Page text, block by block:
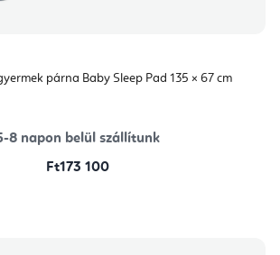
párna Baby Sleep Pad 135 × 67 cm
8 napon belül szállítunk
Ft173 100